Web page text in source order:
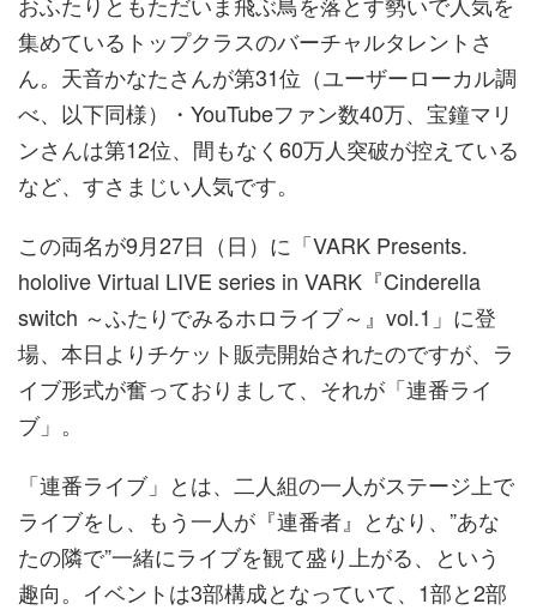
集めているトップクラスのバーチャルタレントさ
ん。天音かなたさんが第31位（ユーザーローカル調
べ、以下同様）・YouTubeファン数40万、宝鐘マリ
ンさんは第12位、間もなく60万人突破が控えている
など、すさまじい人気です。
この両名が9月27日（日）に「VARK Presents.
hololive Virtual LIVE series in VARK『Cinderella
switch ～ふたりでみるホロライブ～』vol.1」に登
場、本日よりチケット販売開始されたのですが、ラ
イブ形式が奮っておりまして、それが「連番ライ
ブ」。
「連番ライブ」とは、二人組の一人がステージ上で
ライブをし、もう一人が『連番者』となり、”あな
たの隣で”一緒にライブを観て盛り上がる、という
趣向。イベントは3部構成となっていて、1部と2部